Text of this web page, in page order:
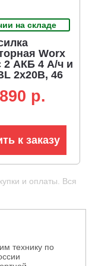
на складе
Worx
2 АКБ 4 А/ч и
2х20В, 46
55 л,
p.
к заказу
и оплаты. Вся
технику по